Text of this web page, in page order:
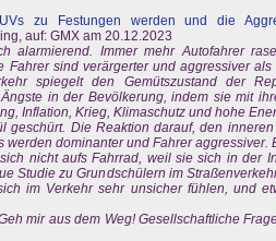
zu Festungen werden und die
auf: GMX am 20.12.2023
alarmierend. Immer mehr Autofahrer
Fahrer sind verärgerter und aggressiver
spiegelt den Gemütszustand der
in der Bevölkerung, indem sie mit
Inflation, Krieg, Klimaschutz und hohe
geschürt. Die Reaktion darauf, den
werden dominanter und Fahrer aggressiver.
nicht aufs Fahrrad, weil sie sich in der
Studie zu Grundschülern im
im Verkehr sehr unsicher fühlen, und
mir aus dem Weg! Gesellschaftliche